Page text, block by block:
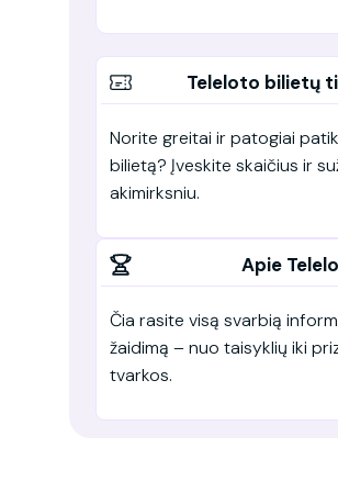
Teleloto bilietų
Norite greitai ir patogiai
bilietą? Įveskite skaičius ir
akimirksniu.
Apie
Čia rasite visą svarbią
žaidimą – nuo taisyklių iki
tvarkos.